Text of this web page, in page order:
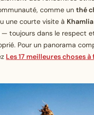
comme unthé
une courte visite à
— toujours dans le respect
Pour un panorama
Les 17 meilleureschosesà